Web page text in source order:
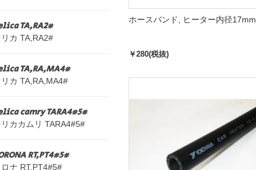
TA,RA2#
リカ TA,RA2#
TA,RA,MA4#
リカ TA,RA,MA4#
camry TARA4#5#
リカカムリ TARA4#5#
RT,PT4#5#
ロナ RT,PT4#5#
ホースバンド, ヒーター内径17mm
￥280(税抜)